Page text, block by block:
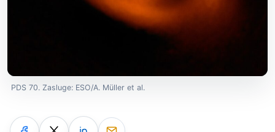
PDS 70. Zasluge: ESO/A. Müller et al.